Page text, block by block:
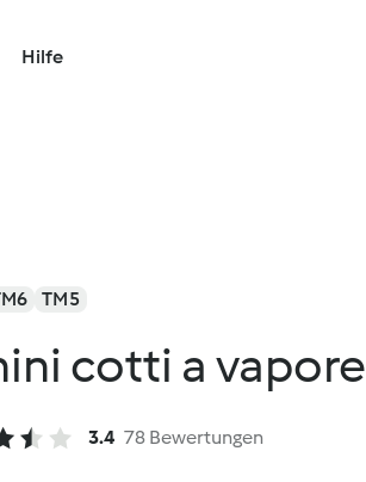
Hilfe
TM5
cotti a vapore
3.4 78 Bewertungen